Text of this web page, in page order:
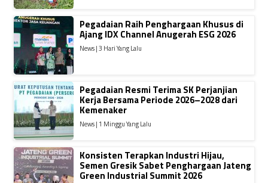
Pegadaian Raih Penghargaan Khusus di
Ajang IDX Channel Anugerah ESG 2026
News | 3 Hari Yang Lalu
Pegadaian Resmi Terima SK Perjanjian
Kerja Bersama Periode 2026–2028 dari
Kemenaker
News | 1 Minggu Yang Lalu
Konsisten Terapkan Industri Hijau,
Semen Gresik Sabet Penghargaan Jateng
Green Industrial Summit 2026